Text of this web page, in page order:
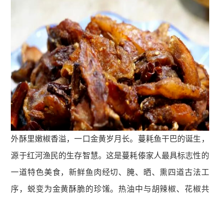
外酥里嫩椒香溢，一口金黄岁月长。蔓耗鱼干巴的诞生，
源于红河渔民的生存智慧。这是蔓耗傣家人最具标志性的
一道特色美食，新鲜鱼肉经切、腌、晒、熏四道古法工
序，蜕变为金黄酥脆的珍馐。热油中与胡辣椒、花椒共